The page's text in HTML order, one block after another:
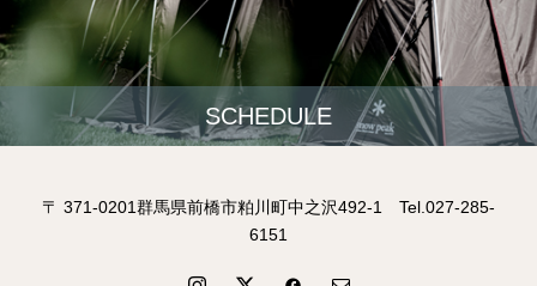
SCHEDULE
〒 371-0201群馬県前橋市粕川町中之沢492-1 Tel.027-285-
6151